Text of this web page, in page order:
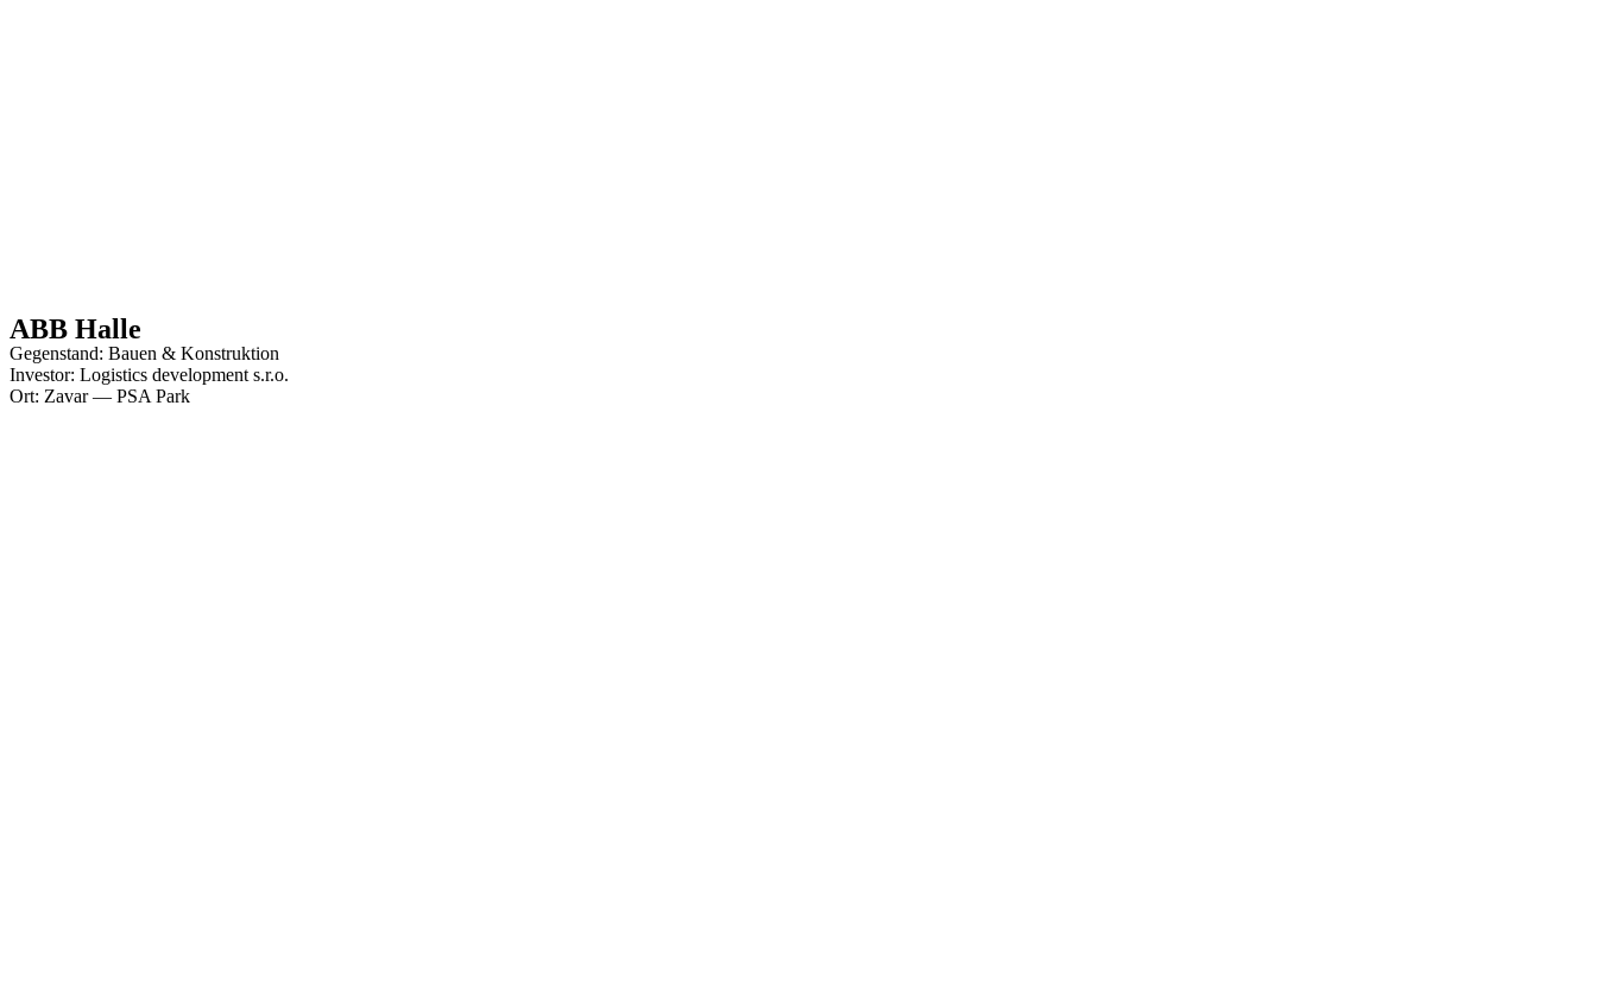
ABB Halle
Gegenstand: Bauen & Konstruktion
Investor: Logistics development s.r.o.
Ort: Zavar — PSA Park